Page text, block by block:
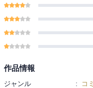
作品情報
ジャンル : コ